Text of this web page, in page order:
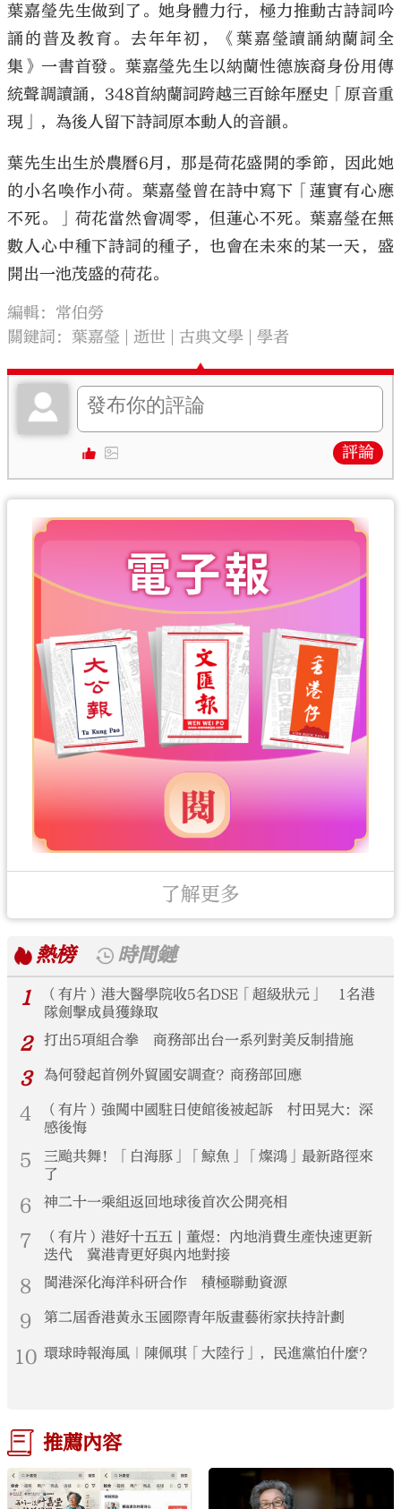
葉嘉瑩先生做到了。她身體力行，極力推動古詩詞吟
誦的普及教育。去年年初，《葉嘉瑩讀誦納蘭詞全
集》一書首發。葉嘉瑩先生以納蘭性德族裔身份用傳
統聲調讀誦，348首納蘭詞跨越三百餘年歷史「原音重
現」，為後人留下詩詞原本動人的音韻。
葉先生出生於農曆6月，那是荷花盛開的季節，因此她
的小名喚作小荷。葉嘉瑩曾在詩中寫下「蓮實有心應
不死。」荷花當然會凋零，但蓮心不死。葉嘉瑩在無
數人心中種下詩詞的種子，也會在未來的某一天，盛
開出一池茂盛的荷花。
編輯：常伯勞
關鍵詞： 葉嘉瑩 逝世 古典文學 學者
評論
了解更多
熱榜
時間鏈
1
（有片）港大醫學院收5名DSE「超級狀元」 1名港
隊劍擊成員獲錄取
2 打出5項組合拳 商務部出台一系列對美反制措施
3 為何發起首例外貿國安調查？商務部回應
4
（有片）強闖中國駐日使館後被起訴 村田晃大：深
感後悔
5
三颱共舞！「白海豚」「鯨魚」「燦鴻」最新路徑來
了
6 神二十一乘組返回地球後首次公開亮相
7
（有片）港好十五五 | 董煜：內地消費生產快速更新
迭代 冀港青更好與內地對接
8 閩港深化海洋科研合作 積極聯動資源
9 第二屆香港黃永玉國際青年版畫藝術家扶持計劃
10 環球時報海風｜陳佩琪「大陸行」，民進黨怕什麼？
推薦內容